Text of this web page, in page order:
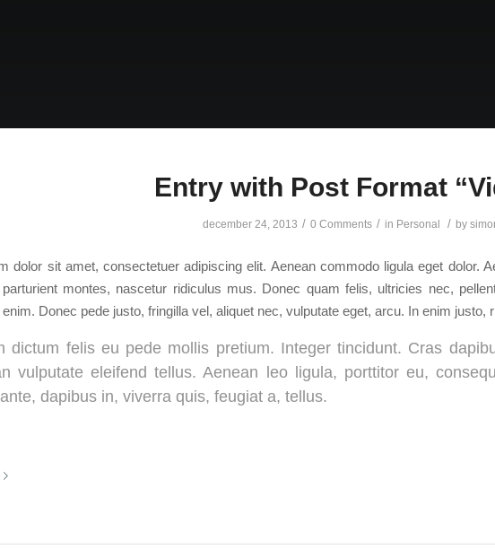
Entry with Post Format
december 24, 2013 / 0 Comments / in Personal / by
dolor sit amet, consectetuer adipiscing elit. Aenean commodo ligula eget dolor.
montes, nascetur ridiculus mus. Donec quam felis, ultricies nec,
Donec pede justo, fringilla vel, aliquet nec, vulputate eget, arcu. In enim justo,
dictum felis eu pede mollis pretium. Integer tincidunt. Cras
vulputate eleifend tellus. Aenean leo ligula, porttitor eu,
dapibus in, viverra quis, feugiat a, tellus.